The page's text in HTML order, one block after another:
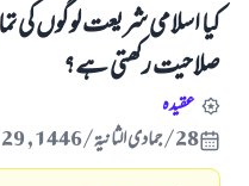
کیا اسلامی شریعت لوگوں
صلاحیت رکھتی ہے؟
عقیدہ
28/جمادى الثانية/1446 , 29/دسمبر/2024